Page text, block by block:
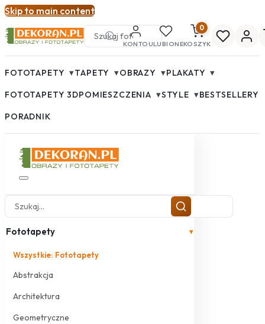
Skip to main content
KONTOULUBIONE
0
KOSZYK
FOTOTAPETY ▾TAPETY ▾OBRAZY ▾PLAKATY ▾
FOTOTAPETY 3DPOMIESZCZENIA ▾STYLE ▾BESTSELLERY
PORADNIK
Fototapety ▾
Wszystkie: Fototapety
Abstrakcja
Architektura
Geometryczne